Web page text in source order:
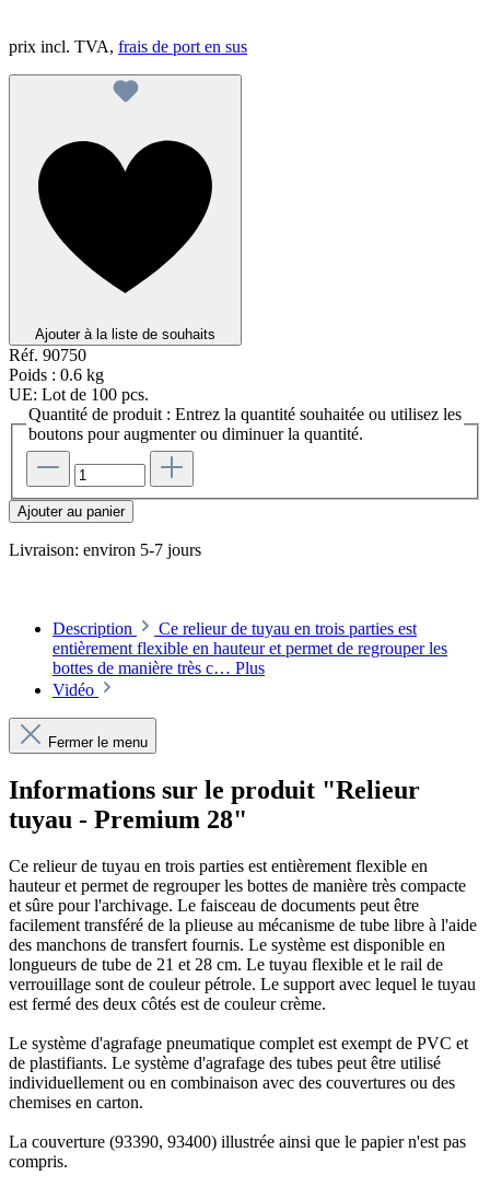
prix incl. TVA, frais de port en sus
Ajouter à la liste de souhaits
Réf. 90750
Poids : 0.6 kg
UE: Lot de 100 pcs.
Quantité de produit : Entrez la quantité souhaitée ou utilisez les
boutons pour augmenter ou diminuer la quantité.
Ajouter au panier
Livraison: environ 5-7 jours
Description
Ce relieur de tuyau en trois parties est
entièrement flexible en hauteur et permet de regrouper les
bottes de manière très c… Plus
Vidéo
Fermer le menu
Informations sur le produit "Relieur
tuyau - Premium 28"
Ce relieur de tuyau en trois parties est entièrement flexible en
hauteur et permet de regrouper les bottes de manière très compacte
et sûre pour l'archivage. Le faisceau de documents peut être
facilement transféré de la plieuse au mécanisme de tube libre à l'aide
des manchons de transfert fournis. Le système est disponible en
longueurs de tube de 21 et 28 cm. Le tuyau flexible et le rail de
verrouillage sont de couleur pétrole. Le support avec lequel le tuyau
est fermé des deux côtés est de couleur crème.
Le système d'agrafage pneumatique complet est exempt de PVC et
de plastifiants. Le système d'agrafage des tubes peut être utilisé
individuellement ou en combinaison avec des couvertures ou des
chemises en carton.
La couverture (93390, 93400) illustrée ainsi que le papier n'est pas
compris.